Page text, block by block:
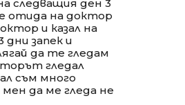
следващия ден 3
отида на доктор
и казал на
запек и
да те гледам
гледал
съм много
мен да ме гледа не